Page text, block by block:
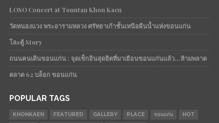
LOSO Concert at Tonntan Khon Kaen
วัดหนองแวง พระอารามหลวง ศรัทธาเก้าชั้นเหนือผืนน้ำแห่งขอนแก่น
โละตู้ Story
ถนนคนเดินขอนแก่น : จุดเช็กอินสุดฮิตที่มาเยือนขอนแก่นแล้ว…ห้ามพลาด
ตลาด 62 บล็อก ขอนแก่น
POPULAR TAGS
KHONKAEN FEATURED GALLERY PLACE ขอนแก่น HOT